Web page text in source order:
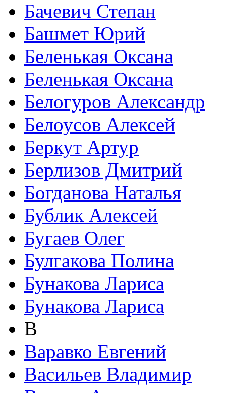
Бачевич Степан
Башмет Юрий
Беленькая Оксана
Беленькая Оксана
Белогуров Александр
Белоусов Алексей
Беркут Артур
Берлизов Дмитрий
Богданова Наталья
Бублик Алексей
Бугаев Олег
Булгакова Полина
Бунакова Лариса
Бунакова Лариса
В
Варавко Евгений
Васильев Владимир